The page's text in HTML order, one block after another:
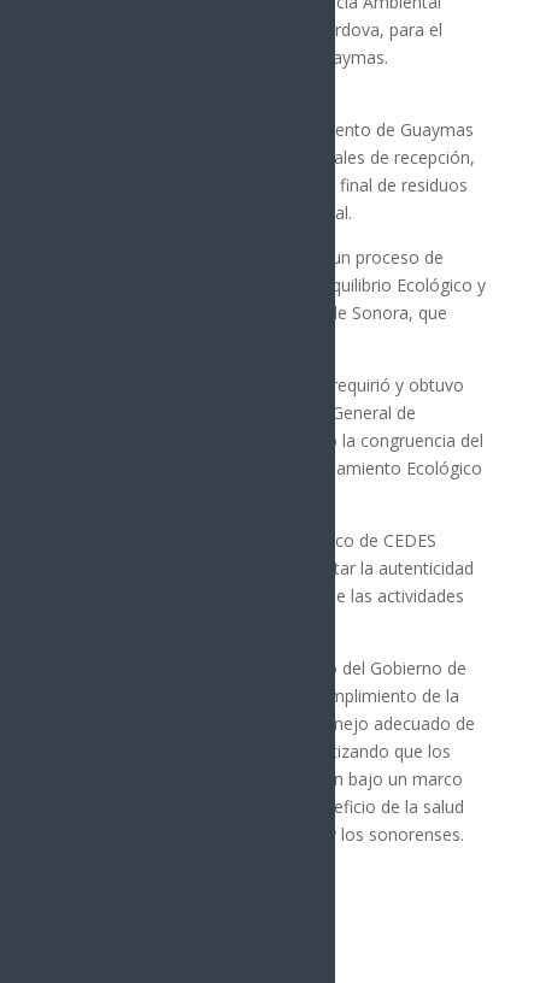
Integral (LAI) a la alcaldesa Karla Córdova, para el
proyecto del relleno sanitario en Guaymas.
Esta resolución permite al Ayuntamiento de Guaymas
continuar con las actividades esenciales de recepción,
acopio, confinamiento y disposición final de residuos
sólidos urbanos y de manejo especial.
La emisión de la LAI se realizó tras un proceso de
evaluación, conforme a la Ley del Equilibrio Ecológico y
Protección al Ambiente del Estado de Sonora, que
• Revisión técnica especializada: Se requirió y obtuvo
una opinión técnica de la Dirección General de
Conservación de CEDES, verificando la congruencia del
proyecto con el Programa de Ordenamiento Ecológico
• Verificación en sitio: Personal técnico de CEDES
realizó una visita previa para constatar la autenticidad
de la información y la congruencia de las actividades
Esta acción refrenda el compromiso del Gobierno de
Alfonso Durazo Montaño con el cumplimiento de la
normatividad ambiental y con el manejo adecuado de
los residuos sólidos urbanos, garantizando que los
proyectos municipales se desarrollen bajo un marco
de legalidad y sostenibilidad, en beneficio de la salud
pública y el medio ambiente de las y los sonorenses.